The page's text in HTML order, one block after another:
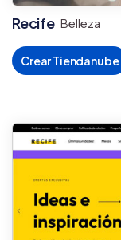
Recife Belleza
Crear Tiendanube